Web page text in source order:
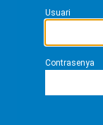
Usuari
Contrasenya